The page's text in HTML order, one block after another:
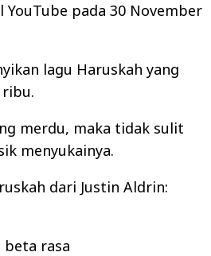
YouTube pada 30 November
lagu Haruskah yang
merdu, maka tidak sulit
menyukainya.
dari Justin Aldrin:
beta rasa